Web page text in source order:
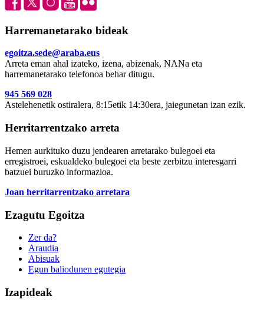
Harremanetarako bideak
egoitza.sede@araba.eus
Arreta eman ahal izateko, izena, abizenak, NANa eta
harremanetarako telefonoa behar ditugu.
945 569 028
Astelehenetik ostiralera, 8:15etik 14:30era, jaiegunetan izan ezik.
Herritarrentzako arreta
Hemen aurkituko duzu jendearen arretarako bulegoei eta
erregistroei, eskualdeko bulegoei eta beste zerbitzu interesgarri
batzuei buruzko informazioa.
Joan herritarrentzako arretara
Ezagutu Egoitza
Zer da?
Araudia
Abisuak
Egun baliodunen egutegia
Izapideak